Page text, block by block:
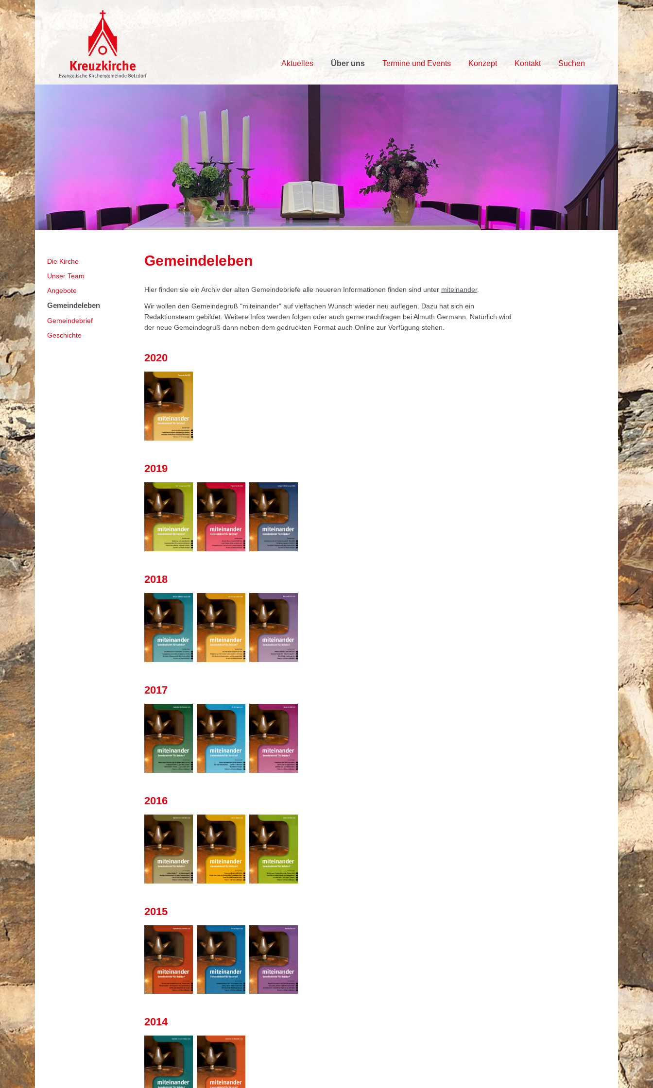
Navigation
überspringen
Aktuelles Über uns Termine und Events Konzept Kontakt Suchen
Gemeindeleben
Hier finden sie ein Archiv der alten Gemeindebriefe alle neueren Informationen finden sind unter miteinander.
Wir wollen den Gemeindegruß "miteinander" auf vielfachen Wunsch wieder neu auflegen. Dazu hat sich ein
Redaktionsteam gebildet. Weitere Infos werden folgen oder auch gerne nachfragen bei Almuth Germann. Natürlich wird
der neue Gemeindegruß dann neben dem gedruckten Format auch Online zur Verfügung stehen.
2020
2019
2018
2017
2016
2015
2014
Navigation
Die Kirche
Unser Team
Angebote
Gemeindeleben
Gemeindebrief
Geschichte